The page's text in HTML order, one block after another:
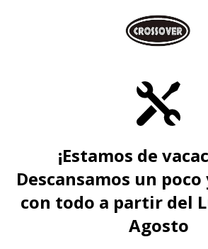
¡Estamos de
Descansamos un
con todo a partir del
Agosto